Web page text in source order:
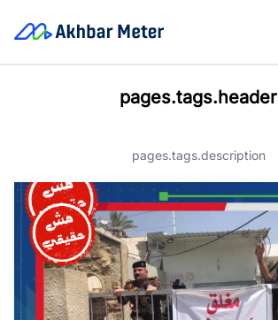
pages.tags.header
pages.tags.description